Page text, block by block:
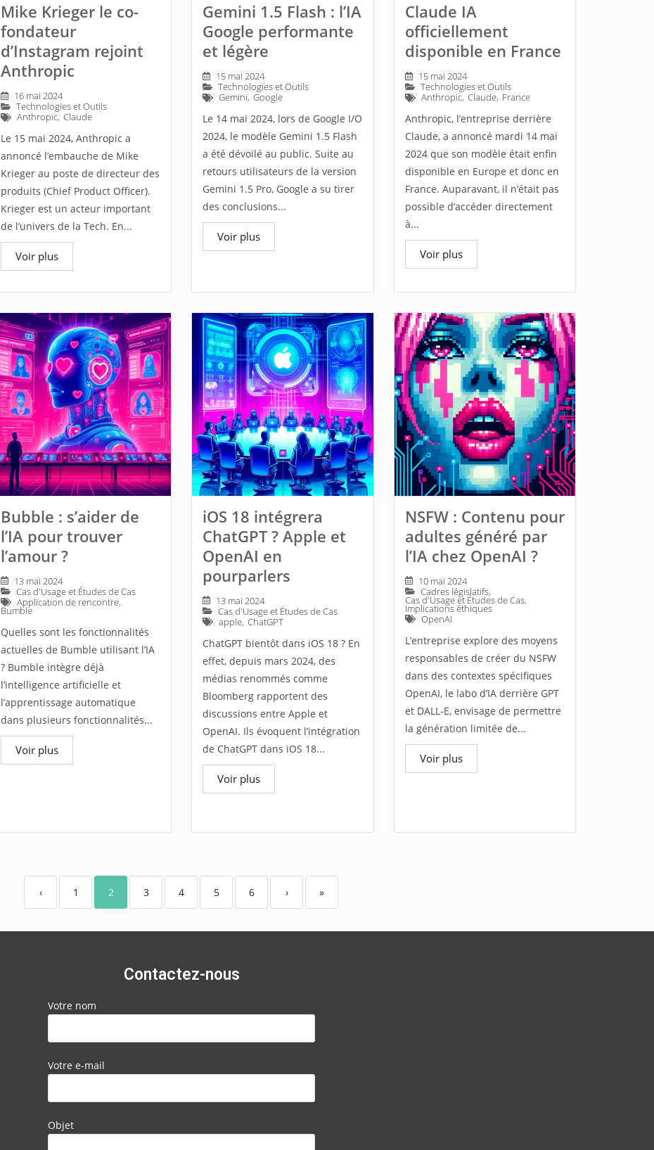
Mike Krieger le co-
fondateur
d’Instagram rejoint
Anthropic
16 mai 2024
Technologies et Outils
Anthropic, Claude
Le 15 mai 2024, Anthropic a
annoncé l’embauche de Mike
Krieger au poste de directeur des
produits (Chief Product Officer).
Krieger est un acteur important
de l’univers de la Tech. En...
Voir plus
Gemini 1.5 Flash : l’IA
Google performante
et légère
15 mai 2024
Technologies et Outils
Gemini, Google
Le 14 mai 2024, lors de Google I/O
2024, le modèle Gemini 1.5 Flash
a été dévoilé au public. Suite au
retours utilisateurs de la version
Gemini 1.5 Pro, Google a su tirer
des conclusions...
Voir plus
Claude IA
officiellement
disponible en France
15 mai 2024
Technologies et Outils
Anthropic, Claude, France
Anthropic, l’entreprise derrière
Claude, a annoncé mardi 14 mai
2024 que son modèle était enfin
disponible en Europe et donc en
France. Auparavant, il n’était pas
possible d’accéder directement
à...
Voir plus
Bubble : s’aider de
l’IA pour trouver
l’amour ?
13 mai 2024
Cas d'Usage et Études de Cas
Application de rencontre,
Bumble
Quelles sont les fonctionnalités
actuelles de Bumble utilisant l’IA
? Bumble intègre déjà
l’intelligence artificielle et
l’apprentissage automatique
dans plusieurs fonctionnalités...
Voir plus
iOS 18 intégrera
ChatGPT ? Apple et
OpenAI en
pourparlers
13 mai 2024
Cas d'Usage et Études de Cas
apple, ChatGPT
ChatGPT bientôt dans iOS 18 ? En
effet, depuis mars 2024, des
médias renommés comme
Bloomberg rapportent des
discussions entre Apple et
OpenAI. Ils évoquent l’intégration
de ChatGPT dans iOS 18...
Voir plus
NSFW : Contenu pour
adultes généré par
l’IA chez OpenAI ?
10 mai 2024
Cadres législatifs,
Cas d'Usage et Études de Cas,
Implications éthiques
OpenAI
L’entreprise explore des moyens
responsables de créer du NSFW
dans des contextes spécifiques
OpenAI, le labo d’IA derrière GPT
et DALL-E, envisage de permettre
la génération limitée de...
Voir plus
‹ 1 2 3 4 5 6 › »
Contactez-nous
Votre nom
Votre e-mail
Objet